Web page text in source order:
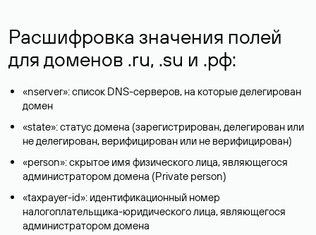
Расшифровка значения полей
для доменов .ru, .su и .рф:
«nserver»: список DNS-серверов, на которые делегирован
домен
«state»: статус домена (зарегистрирован, делегирован или
не делегирован, верифицирован или не верифицирован)
«person»: скрытое имя физического лица, являющегося
администратором домена (Privatе person)
«taxpayer-id»: идентификационный номер
налогоплательщика-юридического лица, являющегося
администратором домена